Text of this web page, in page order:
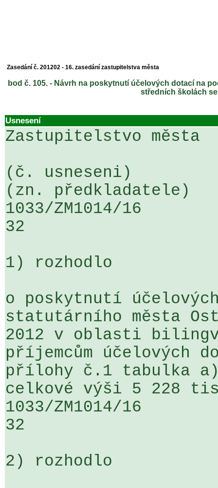
Zasedání č. 201202 - 16. zasedání zastupitelstva města
bod č. 105. - Návrh na poskytnutí účelových dotací na
středních školách
Usnesení
Zastupitelstvo města
(č. usneseni)
(zn. předkladatele)
1033/ZM1014/16
32
1) rozhodlo
o poskytnutí
statutárního města
2012 v oblasti
příjemcům účelových
přílohy č.1 tabulka a)
celkové výši 5 228
1033/ZM1014/16
32
2) rozhodlo